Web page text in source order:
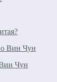
Чун